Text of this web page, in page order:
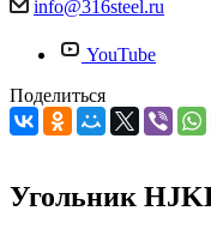
info@316steel.ru
YouTube
Поделиться
Угольник